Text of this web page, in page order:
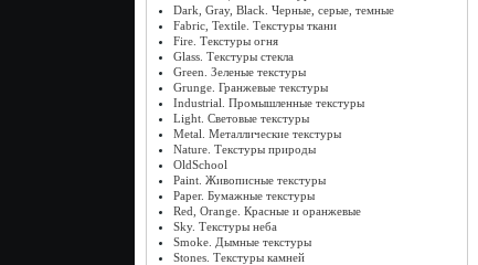
Dark, Gray, Black. Черные, серые, темные
Fabric, Textile. Текстуры ткани
Fire. Текстуры огня
Glass. Текстуры стекла
Green. Зеленые текстуры
Grunge. Гранжевые текстуры
Industrial. Промышленные текстуры
Light. Световые текстуры
Metal. Металлические текстуры
Nature. Текстуры природы
OldSchool
Paint. Живописные текстуры
Paper. Бумажные текстуры
Red, Orange. Красные и оранжевые
Sky. Текстуры неба
Smoke. Дымные текстуры
Stones. Текстуры камней